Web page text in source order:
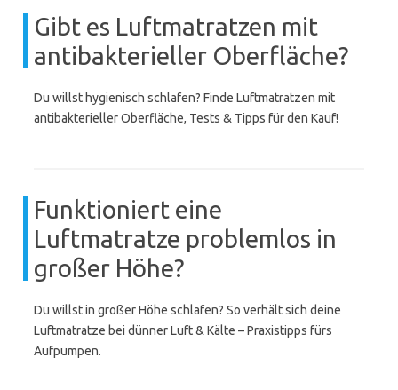
Gibt es Luftmatratzen mit
antibakterieller Oberfläche?
Du willst hygienisch schlafen? Finde Luftmatratzen mit
antibakterieller Oberfläche, Tests & Tipps für den Kauf!
Funktioniert eine
Luftmatratze problemlos in
großer Höhe?
Du willst in großer Höhe schlafen? So verhält sich deine
Luftmatratze bei dünner Luft & Kälte – Praxistipps fürs
Aufpumpen.